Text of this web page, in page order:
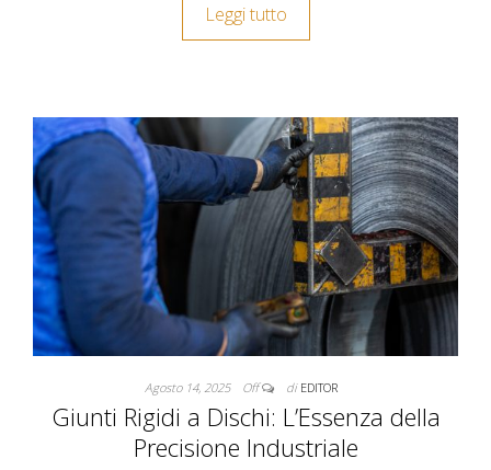
Leggi tutto
Agosto 14, 2025 Off di EDITOR
Giunti Rigidi a Dischi: L’Essenza della
Precisione Industriale